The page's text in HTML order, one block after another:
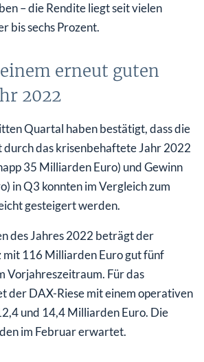
– die Rendite liegt seit vielen
bis sechs Prozent.
erneut guten
2022
Quartal haben bestätigt, dass die
durch das krisenbehaftete Jahr 2022
35 Milliarden Euro) und Gewinn
in Q3 konnten im Vergleich zum
gesteigert werden.
des Jahres 2022 beträgt der
mit 116 Milliarden Euro gut fünf
Vorjahreszeitraum. Für das
der DAX-Riese mit einem operativen
und 14,4 Milliarden Euro. Die
im Februar erwartet.